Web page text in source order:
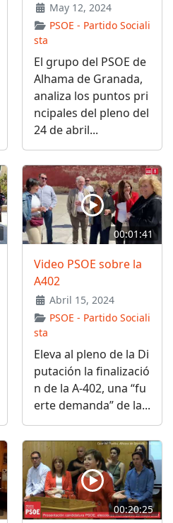
May 12, 2024
PSOE - Partido Sociali
sta
El grupo del PSOE de
Alhama de Granada,
analiza los puntos pri
ncipales del pleno del
24 de abril...
00:01:41
Video PSOE sobre la
A402
Abril 15, 2024
PSOE - Partido Sociali
sta
Eleva al pleno de la Di
putación la finalizació
n de la A-402, una “fu
erte demanda” de la...
00:20:25